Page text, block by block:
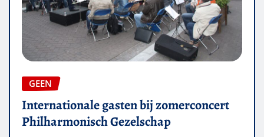
GEEN
Internationale gasten bij zomerconcert
Philharmonisch Gezelschap